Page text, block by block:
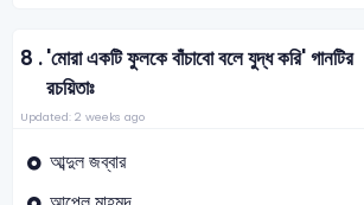
8 .'মোরা একটি ফুলকে বাঁচাবো বলে যুদ্ধ করি' গানটির
রচয়িতাঃ
Updated: 2 weeks ago
আব্দুল জব্বার